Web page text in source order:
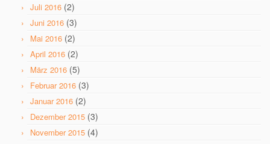
Juli 2016 (2)
Juni 2016 (3)
Mai 2016 (2)
April 2016 (2)
März 2016 (5)
Februar 2016 (3)
Januar 2016 (2)
Dezember 2015 (3)
November 2015 (4)